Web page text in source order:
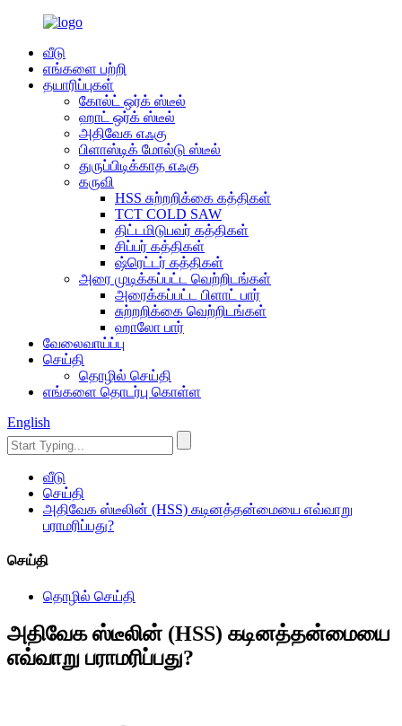
வீடு
எங்களை பற்றி
தயாரிப்புகள்
கோல்ட் ஒர்க் ஸ்டீல்
ஹாட் ஒர்க் ஸ்டீல்
அதிவேக எஃகு
பிளாஸ்டிக் மோல்டு ஸ்டீல்
துருப்பிடிக்காத எஃகு
கருவி
HSS சுற்றறிக்கை கத்திகள்
TCT COLD SAW
திட்டமிடுபவர் கத்திகள்
சிப்பர் கத்திகள்
ஷ்ரெட்டர் கத்திகள்
அரை முடிக்கப்பட்ட வெற்றிடங்கள்
அரைக்கப்பட்ட பிளாட் பார்
சுற்றறிக்கை வெற்றிடங்கள்
ஹாலோ பார்
வேலைவாய்ப்பு
செய்தி
தொழில் செய்தி
எங்களை தொடர்பு கொள்ள
English
வீடு
செய்தி
அதிவேக ஸ்டீலின் (HSS) கடினத்தன்மையை எவ்வாறு
பராமரிப்பது?
செய்தி
தொழில் செய்தி
அதிவேக ஸ்டீலின் (HSS) கடினத்தன்மையை
எவ்வாறு பராமரிப்பது?